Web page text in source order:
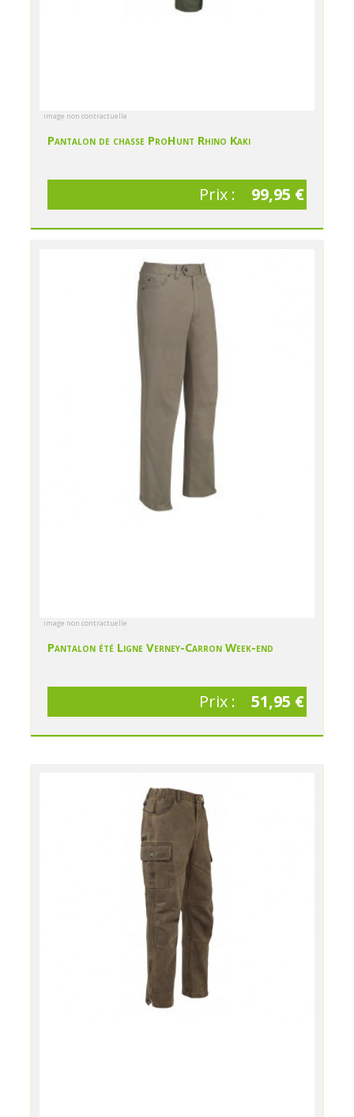
image non contractuelle
Pantalon de chasse ProHunt Rhino Kaki
Prix : 99,95 €
image non contractuelle
Pantalon été Ligne Verney-Carron Week-end
Prix : 51,95 €